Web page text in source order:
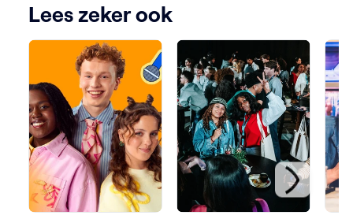
Lees zeker ook